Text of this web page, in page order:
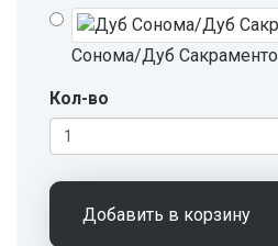
Сонома/Дуб Сакраменто
Кол-во
Добавить в корзину